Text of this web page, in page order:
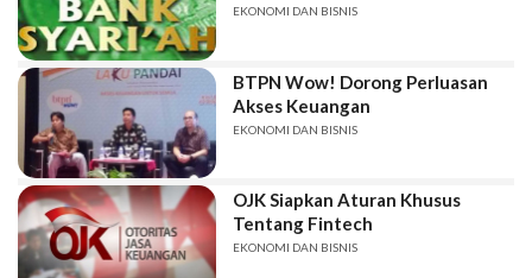
EKONOMI DAN BISNIS
BTPN Wow! Dorong Perluasan
Akses Keuangan
EKONOMI DAN BISNIS
OJK Siapkan Aturan Khusus
Tentang Fintech
EKONOMI DAN BISNIS